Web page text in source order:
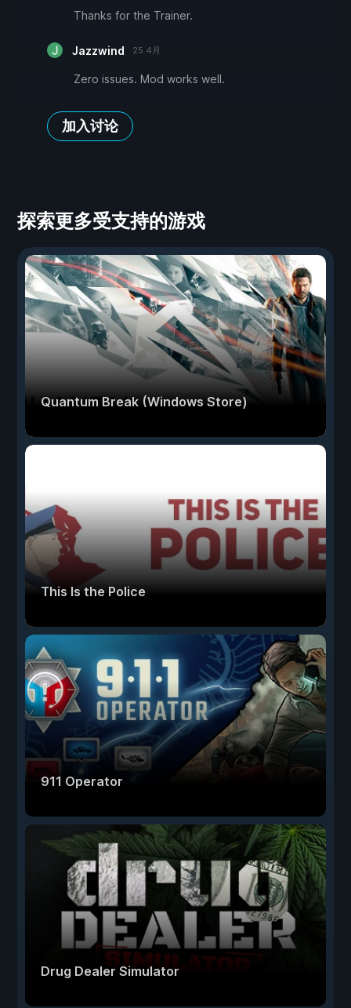
Thanks for the Trainer.
Jazzwind 25 4月
Zero issues. Mod works well.
加入讨论
探索更多受支持的游戏
Quantum Break (Windows Store)
This Is the Police
911 Operator
Drug Dealer Simulator